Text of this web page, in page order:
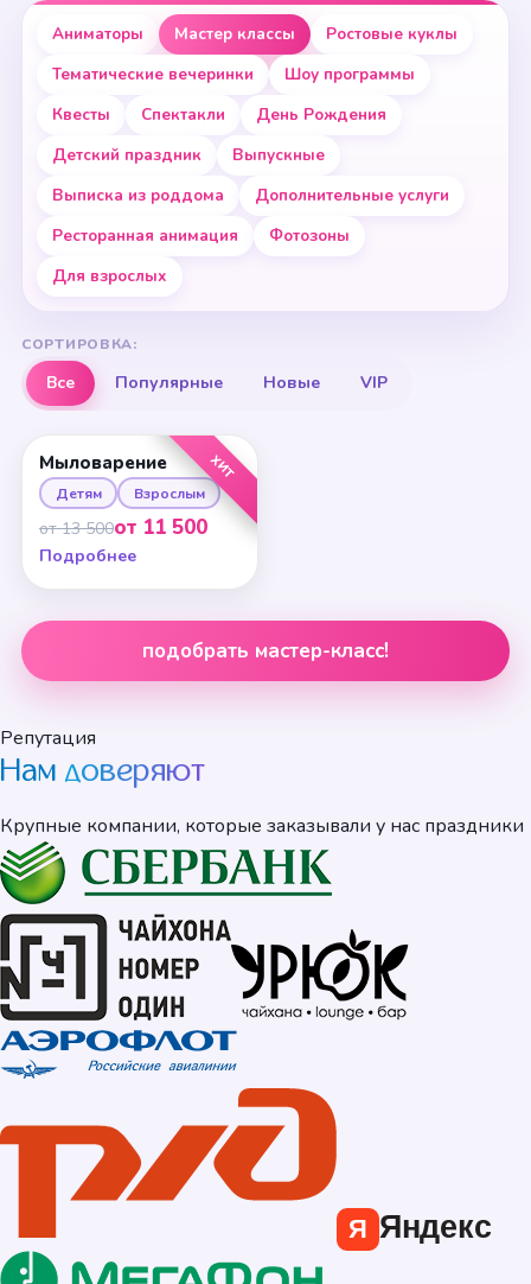
Аниматоры Мастер классы
Ростовые куклы
Тематические вечеринки
Шоу программы
Квесты
Спектакли
День Рождения
Детский праздник
Выпускные
Выписка из роддома
Дополнительные услуги
Ресторанная анимация
Фотозоны
Для взрослых
СОРТИРОВКА:
Все Популярные Новые VIP
ХИТ
Мыловарение
Детям Взрослым
от 13 500от 11 500
Подробнее
подобрать мастер-класс!
Репутация
Нам доверяют
Крупные компании, которые заказывали у нас праздники
Я Яндекс